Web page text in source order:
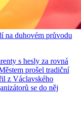
na duhovém průvodu
s hesly za rovná
prošel tradiční
z Václavského
se do něj